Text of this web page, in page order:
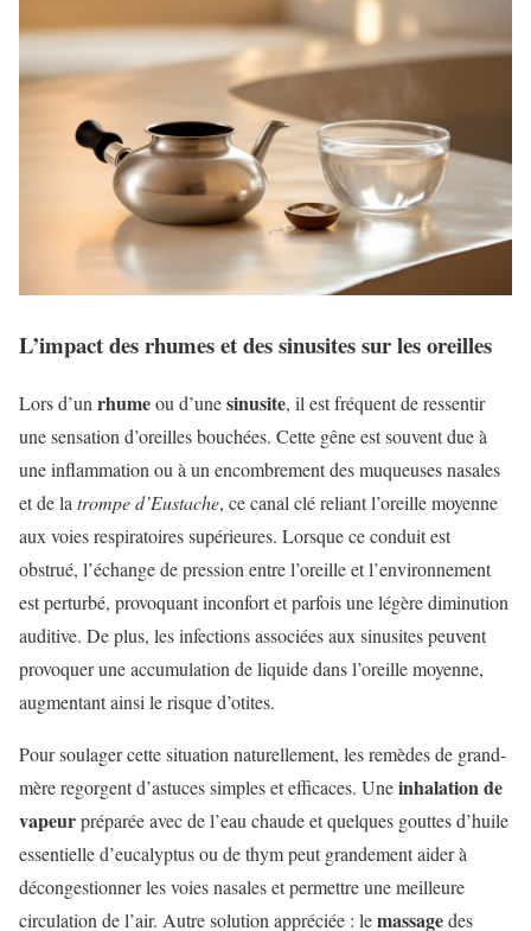
L’impact des rhumes et des sinusites sur les oreilles
Lors d’un rhumeou d’unesinusite, il est fréquent de ressentir
une sensation d’oreilles bouchées. Cette gêne est souvent due à
une inflammation ou à un encombrement des muqueuses nasales
et de la trompe d’Eustache, ce canal clé reliant l’oreille moyenne
aux voies respiratoires supérieures. Lorsque ce conduit est
obstrué, l’échange de pression entre l’oreille et l’environnement
est perturbé, provoquant inconfort et parfois une légère diminution
auditive. De plus, les infections associées aux sinusites peuvent
provoquer une accumulation de liquide dans l’oreille moyenne,
augmentant ainsi le risque d’otites.
Pour soulager cette situation naturellement, les remèdes de grand-
mère regorgent d’astuces simples et efficaces. Uneinhalation de
vapeurpréparée avec de l’eau chaude et quelques gouttes d’huile
essentielle d’eucalyptus ou de thym peut grandement aider à
décongestionner les voies nasales et permettre une meilleure
circulation de l’air. Autre solution appréciée : lemassagedes